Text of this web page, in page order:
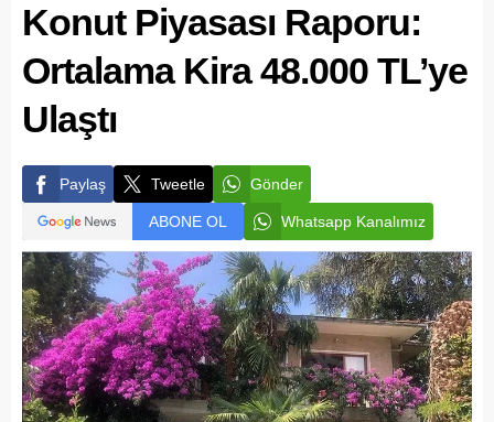
Konut Piyasası Raporu:
Ortalama Kira 48.000 TL’ye
Ulaştı
Paylaş Tweetle Gönder
ABONE OL Whatsapp Kanalımız